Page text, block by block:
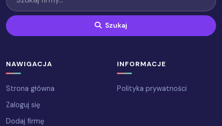
Szukaj
NAWIGACJA
Strona główna
Zaloguj się
Dodaj firmę
INFORMACJE
Polityka prywatności